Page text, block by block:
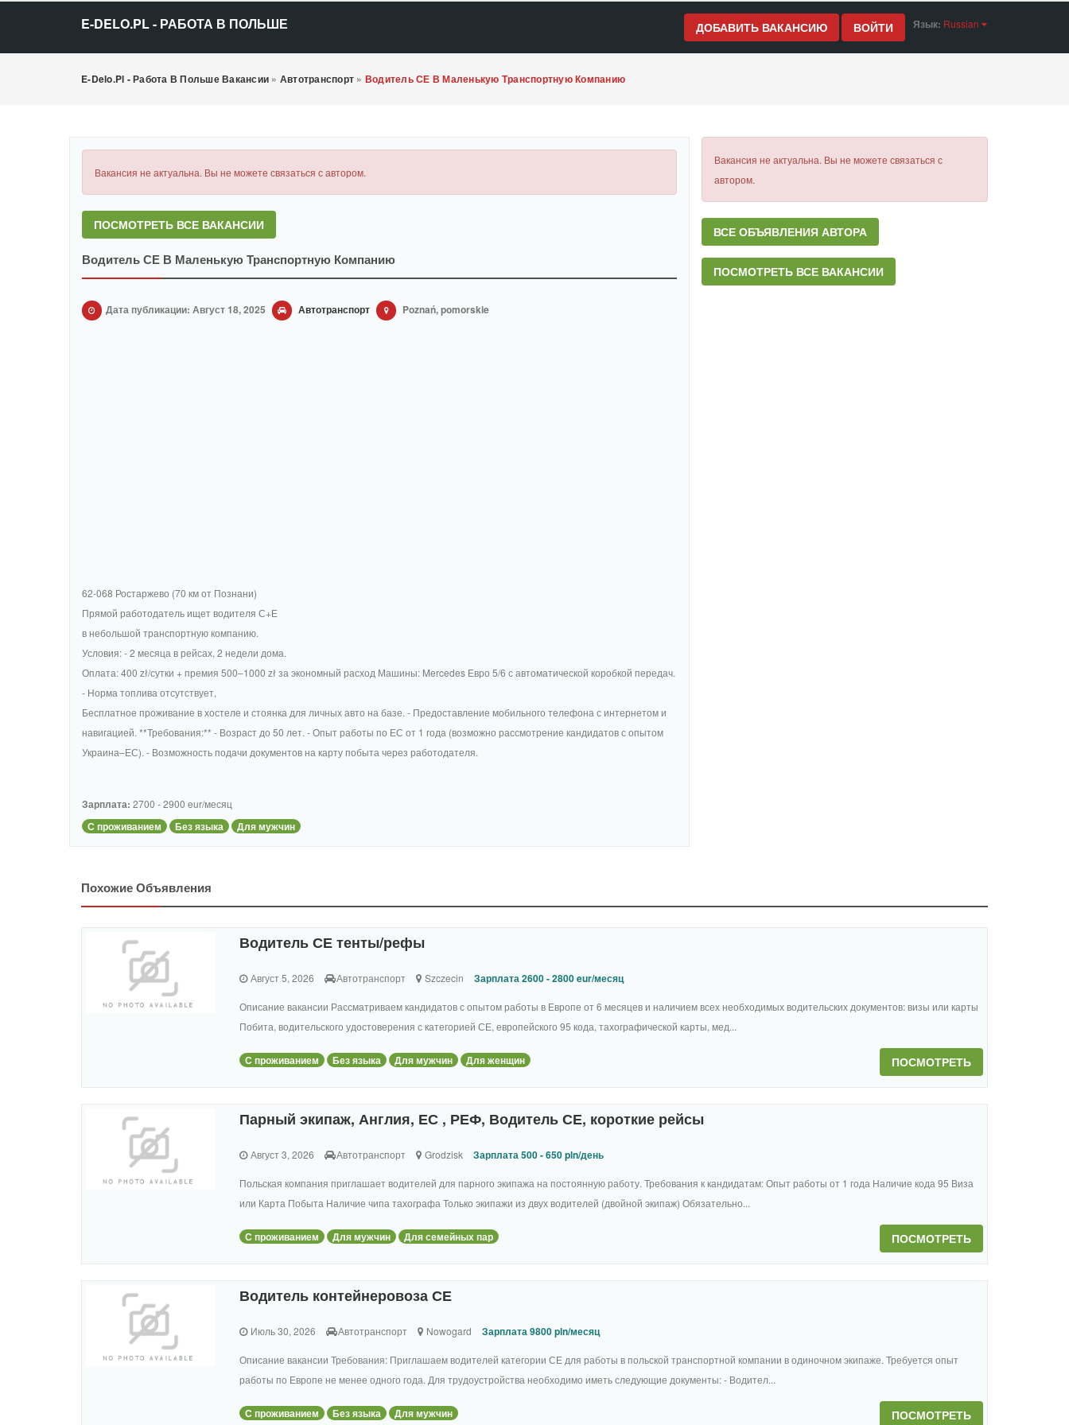
E-DELO.PL - РАБОТА В ПОЛЬШЕ ДОБАВИТЬ ВАКАНСИЮ ВОЙТИ Язык: Russian
E-Delo.pl - Работа В Польше Вакансии » Автотранспорт » Водитель СЕ В Маленькую Транспортную Компанию
Вакансия не актуальна. Вы не можете связаться с автором.
ПОСМОТРЕТЬ ВСЕ ВАКАНСИИ
Водитель СЕ В Маленькую Транспортную Компанию
Дата публикации: Август 18, 2025 Автотранспорт Poznań, pomorskie
62-068 Ростаржево (70 км от Познани)
Прямой работодатель ищет водителя С+Е
в небольшой транспортную компанию.
Условия: - 2 месяца в рейсах, 2 недели дома.
Оплата: 400 zł/сутки + премия 500–1000 zł за экономный расход Машины: Mercedes Евро 5/6 с автоматической коробкой передач.
- Норма топлива отсутствует,
Бесплатное проживание в хостеле и стоянка для личных авто на базе. - Предоставление мобильного телефона с интернетом и
навигацией. **Требования:** - Возраст до 50 лет. - Опыт работы по ЕС от 1 года (возможно рассмотрение кандидатов с опытом
Украина–ЕС). - Возможность подачи документов на карту побыта через работодателя.
Зарплата: 2700 - 2900 eur/месяц
С проживанием Без языка Для мужчин
Вакансия не актуальна. Вы не можете связаться с
автором.
ВСЕ ОБЪЯВЛЕНИЯ АВТОРА
ПОСМОТРЕТЬ ВСЕ ВАКАНСИИ
Похожие Объявления
Водитель СЕ тенты/рефы
Август 5, 2026 Автотранспорт Szczecin Зарплата 2600 - 2800 eur/месяц
Описание вакансии Рассматриваем кандидатов с опытом работы в Европе от 6 месяцев и наличием всех необходимых водительских документов: визы или карты
Побита, водительского удостоверения с категорией СЕ, европейского 95 кода, тахографической карты, мед...
С проживанием Без языка Для мужчин Для женщин ПОСМОТРЕТЬ
Парный экипаж, Англия, ЕС , РЕФ, Водитель СЕ, короткие рейсы
Август 3, 2026 Автотранспорт Grodzisk Зарплата 500 - 650 pln/день
Польская компания приглашает водителей для парного экипажа на постоянную работу. Требования к кандидатам: Опыт работы от 1 года Наличие кода 95 Виза
или Карта Побыта Наличие чипа тахографа Только экипажи из двух водителей (двойной экипаж) Обязательно...
С проживанием Для мужчин Для семейных пар ПОСМОТРЕТЬ
Водитель контейнеровоза СЕ
Июль 30, 2026 Автотранспорт Nowogard Зарплата 9800 pln/месяц
Описание вакансии Требования: Приглашаем водителей категории СЕ для работы в польской транспортной компании в одиночном экипаже. Требуется опыт
работы по Европе не менее одного года. Для трудоустройства необходимо иметь следующие документы: - Водител...
С проживанием Без языка Для мужчин ПОСМОТРЕТЬ